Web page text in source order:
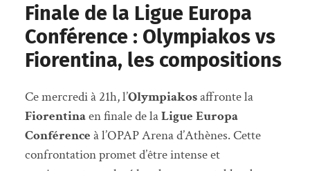
Finale de la Ligue Europa
Conférence : Olympiakos vs
Fiorentina, les compositions
Ce mercredi à 21h, l’Olympiakosaffronte la
Fiorentinaen finale de laLigue Europa
Conférence à l’OPAP Arena d’Athènes. Cette
confrontation promet d’être intense et